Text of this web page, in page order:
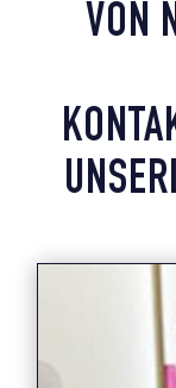
VON